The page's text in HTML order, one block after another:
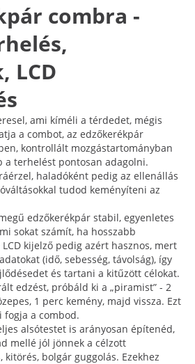
combra -
LCD
ami kíméli a térdedet, mégis
a combot, az edzőkerékpár
kontrollált mozgástartományban
a terhelést pontosan adagolni.
haladóként pedig az ellenállás
tudod keményíteni az
edzőkerékpár stabil, egyenletes
sokat számít, ha hosszabb
kijelző pedig azért hasznos, mert
(idő, sebesség, távolság), így
és tartani a kitűzött célokat.
edzést, próbáld ki a „piramist” - 2
1 perc kemény, majd vissza. Ezt
fogja a combod.
alsótestet is arányosan építenéd,
mellé jól jönnek a célzott
kitörés, bolgár guggolás. Ezekhez